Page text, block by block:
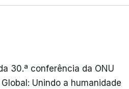
30.ª conferência da ONU
Unindo a humanidade